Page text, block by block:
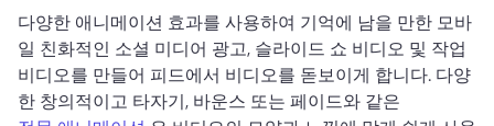
다양한 애니메이션 효과를 사용하여 기억에 남을 만한 모바
일 친화적인 소셜 미디어 광고, 슬라이드 쇼 비디오 및 작업
비디오를 만들어 피드에서 비디오를 돋보이게 합니다. 다양
한 창의적이고 타자기, 바운스 또는 페이드와 같은